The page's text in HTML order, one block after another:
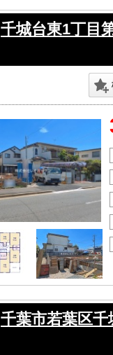
千城台東1丁目
千葉市若葉区